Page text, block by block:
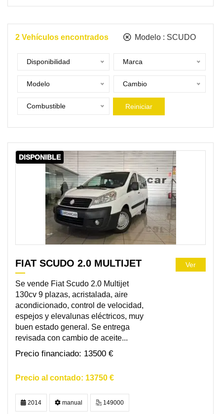
2 Vehículos encontrados Modelo : SCUDO
Disponibilidad Marca
Modelo Cambio
Combustible Reiniciar
DISPONIBLE
FIAT SCUDO 2.0 MULTIJET
Se vende Fiat Scudo 2.0 Multijet
130cv 9 plazas, acristalada, aire
acondicionado, control de velocidad,
espejos y elevalunas eléctricos, muy
buen estado general. Se entrega
revisada con cambio de aceite...
13500 €
13750 €
Ver
2014 manual 149000